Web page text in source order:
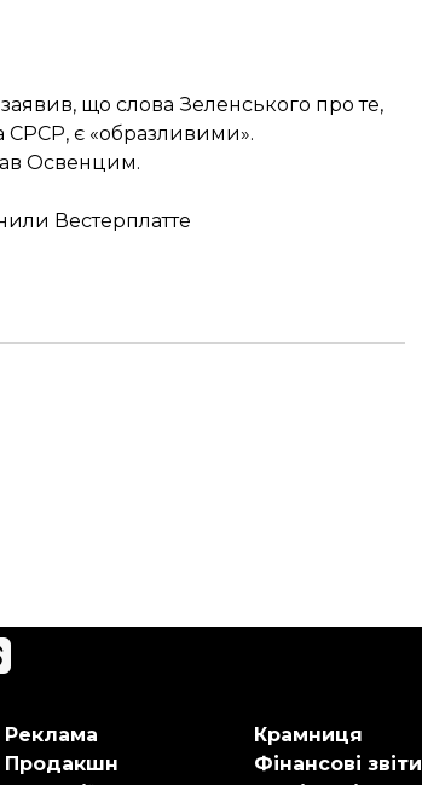
, що слова Зеленського про те,
СРСР, є «образливими».
Освенцим.
Вестерплатте
Реклама
Продакшн
Крамниця
Фінансові звіти